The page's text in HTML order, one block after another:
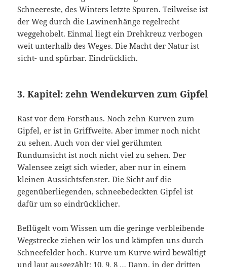
Schneereste, des Winters letzte Spuren. Teilweise ist
der Weg durch die Lawinenhänge regelrecht
weggehobelt. Einmal liegt ein Drehkreuz verbogen
weit unterhalb des Weges. Die Macht der Natur ist
sicht- und spürbar. Eindrücklich.
3. Kapitel: zehn Wendekurven zum Gipfel
Rast vor dem Forsthaus. Noch zehn Kurven zum
Gipfel, er ist in Griffweite. Aber immer noch nicht
zu sehen. Auch von der viel gerühmten
Rundumsicht ist noch nicht viel zu sehen. Der
Walensee zeigt sich wieder, aber nur in einem
kleinen Aussichtsfenster. Die Sicht auf die
gegenüberliegenden, schneebedeckten Gipfel ist
dafür um so eindrücklicher.
Beflügelt vom Wissen um die geringe verbleibende
Wegstrecke ziehen wir los und kämpfen uns durch
Schneefelder hoch. Kurve um Kurve wird bewältigt
und laut ausgezählt: 10, 9, 8 … Dann, in der dritten